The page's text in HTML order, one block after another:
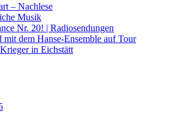
– Nachlese
Musik
Nr. 20! | Radiosendungen
dem Hanse-Ensemble auf Tour
in Eichstätt